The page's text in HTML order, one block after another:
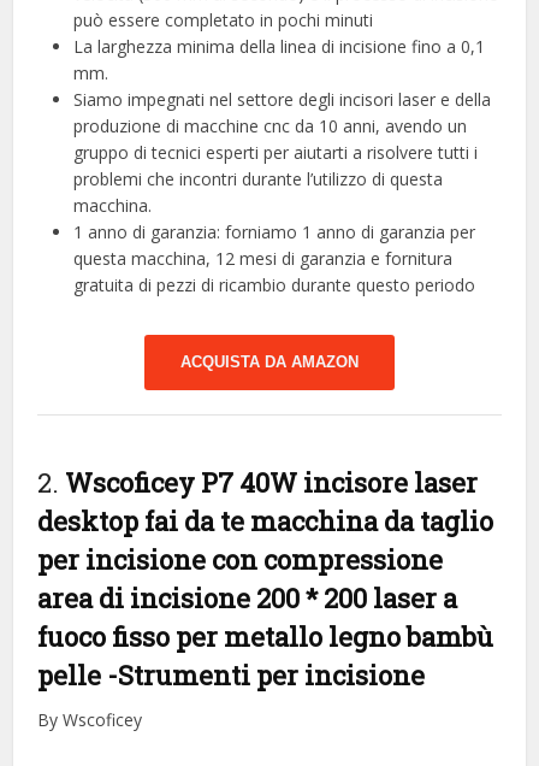
può essere completato in pochi minuti
La larghezza minima della linea di incisione fino a 0,1
mm.
Siamo impegnati nel settore degli incisori laser e della
produzione di macchine cnc da 10 anni, avendo un
gruppo di tecnici esperti per aiutarti a risolvere tutti i
problemi che incontri durante l’utilizzo di questa
macchina.
1 anno di garanzia: forniamo 1 anno di garanzia per
questa macchina, 12 mesi di garanzia e fornitura
gratuita di pezzi di ricambio durante questo periodo
ACQUISTA DA AMAZON
2. Wscoficey P7 40W incisore laser
desktop fai da te macchina da taglio
per incisione con compressione
area di incisione 200 * 200 laser a
fuoco fisso per metallo legno bambù
pelle -Strumenti per incisione
By Wscoficey